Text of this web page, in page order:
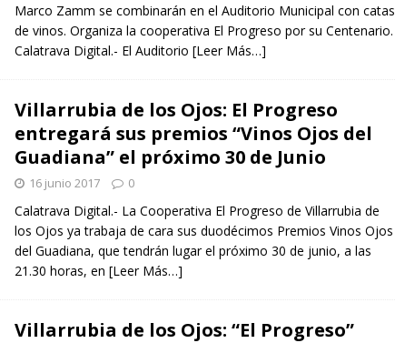
Marco Zamm se combinarán en el Auditorio Municipal con catas
de vinos. Organiza la cooperativa El Progreso por su Centenario.
Calatrava Digital.- El Auditorio [Leer Más…]
Villarrubia de los Ojos: El Progreso
entregará sus premios “Vinos Ojos del
Guadiana” el próximo 30 de Junio
16 junio 2017 0
Calatrava Digital.- La Cooperativa El Progreso de Villarrubia de
los Ojos ya trabaja de cara sus duodécimos Premios Vinos Ojos
del Guadiana, que tendrán lugar el próximo 30 de junio, a las
21.30 horas, en [Leer Más…]
Villarrubia de los Ojos: “El Progreso”